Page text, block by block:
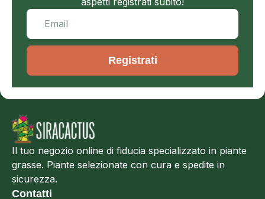
Registrati
Il tuo negozio online di fiducia specializzato in piante
grasse. Piante selezionate con cura e spedite in
sicurezza.
Contatti